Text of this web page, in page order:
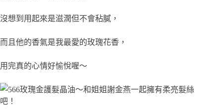
沒想到用起來是滋潤但不會秥膩，
而且他的香氣是我最愛的玫瑰花香，
用完真的心情好愉悅喔～